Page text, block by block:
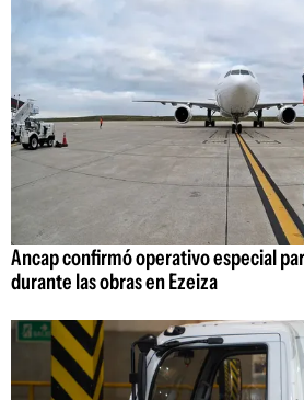
Ancap confirmó operativo especial
durante las obras en Ezeiza